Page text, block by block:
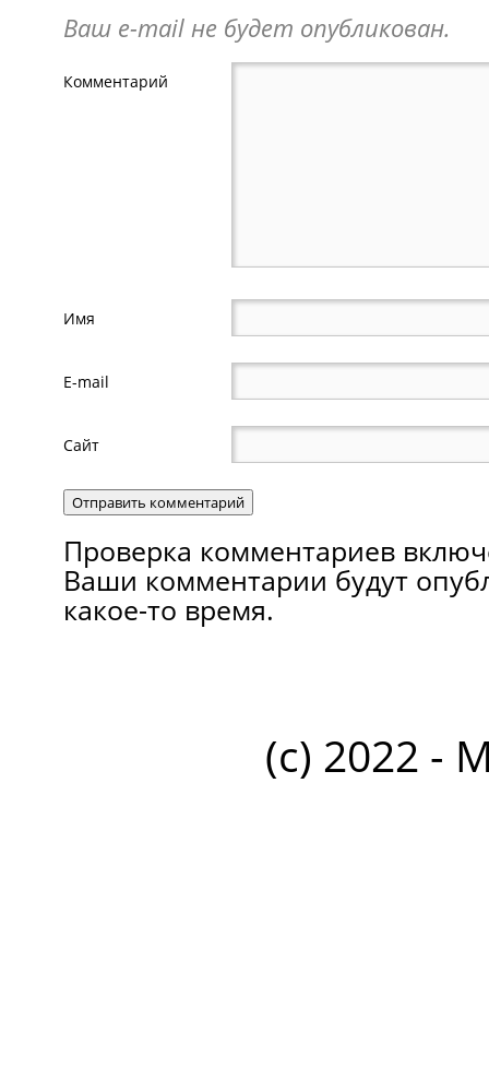
Ваш e-mail не будет опубликован.
Комментарий
Имя
E-mail
Сайт
Проверка комментариев
Ваши комментарии будут
какое-то время.
(c) 2022 -